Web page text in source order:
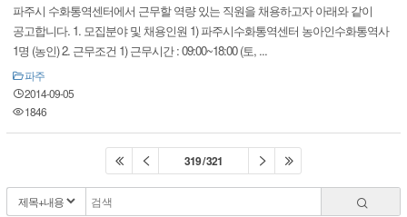
파주시 수화통역센터에서 근무할 역량 있는 직원을 채용하고자 아래와 같이
공고합니다. 1. 모집분야 및 채용인원 1) 파주시수화통역센터 농아인수화통역사
1명 (농인) 2. 근무조건 1) 근무시간 : 09:00~18:00 (토, ...
파주
2014-09-05
1846
319 / 321